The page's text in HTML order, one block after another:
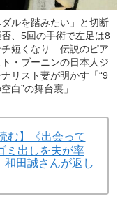
ダルを踏みたい」と切断
、5回の手術で左足は8
チ短くなり…伝説のピア
・ブーニンの日本人ジ
ナリスト妻が明かす「“9
白”の舞台裏」
む】《出会って
ミ出しを夫が率
田誠さんが返し